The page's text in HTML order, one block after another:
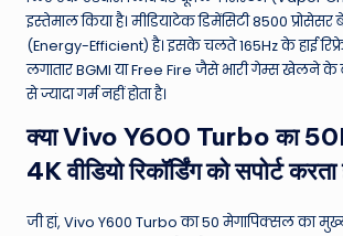
इस्तेमाल किया है। मीडियाटेक डिमेंसिटी 8500
(Energy-Efficient) है। इसके चलते 165Hz के हाई
लगातार BGMI या Free Fire जैसे भारी गेम्स खेलने के
से ज्यादा गर्म नहीं होता है।
क्या Vivo Y600 Turbo का
4K वीडियो रिकॉर्डिंग को सपोर्ट
जी हां, Vivo Y600 Turbo का 50 मेगापिक्सल का